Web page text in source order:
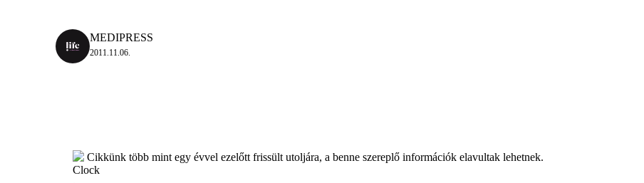
MEDIPRESS
2011.11.06.
Cikkünk több mint egy évvel ezelőtt frissült utoljára, a benne szereplő információk elavultak lehetnek.